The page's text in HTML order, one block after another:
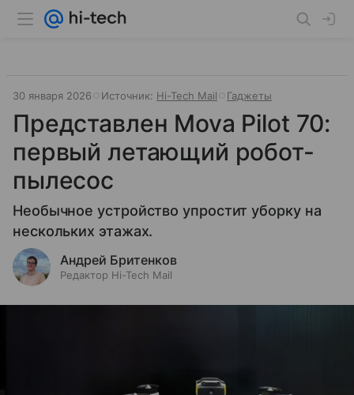
30 января 2026 Источник: Hi-Tech Mail Гаджеты
Представлен Mova Pilot 70:
первый летающий робот-
пылесос
Необычное устройство упростит уборку на
нескольких этажах.
Андрей Бритенков
Редактор Hi-Tech Mail